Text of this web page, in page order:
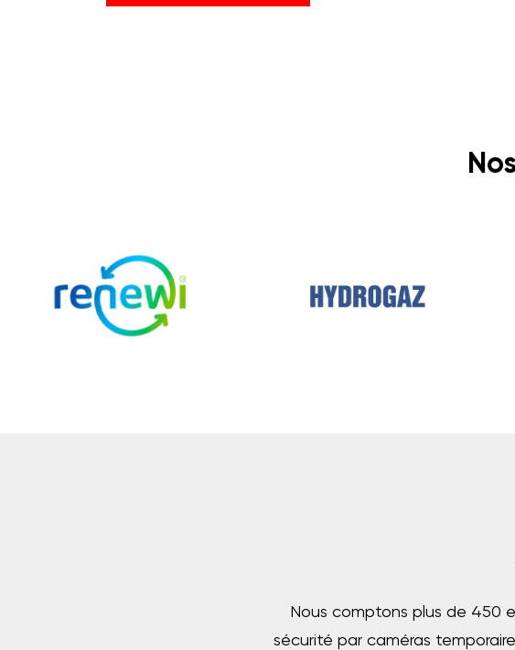
Nous comptons plus de 450
sécurité par caméras